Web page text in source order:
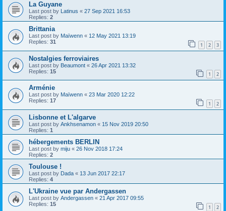
La Guyane
Last post by Latinus « 27 Sep 2021 16:53
Replies: 2
Brittania
Last post by Maïwenn « 12 May 2021 13:19
Replies: 31 1 2 3
Nostalgies ferroviaires
Last post by Beaumont « 26 Apr 2021 13:32
Replies: 15 1 2
Arménie
Last post by Maïwenn « 23 Mar 2020 12:22
Replies: 17 1 2
Lisbonne et L'algarve
Last post by Ankhsenamon « 15 Nov 2019 20:50
Replies: 1
hébergements BERLIN
Last post by miju « 26 Nov 2018 17:24
Replies: 2
Toulouse !
Last post by Dada « 13 Jun 2017 22:17
Replies: 4
L'Ukraine vue par Andergassen
Last post by Andergassen « 21 Apr 2017 09:55
Replies: 15 1 2